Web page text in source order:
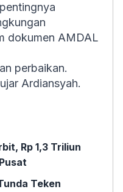
dokumen AMDAL
perbaikan.
Ardiansyah.
Rp 1,3 Triliun
Teken